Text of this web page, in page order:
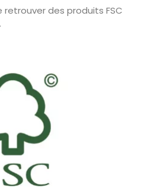
des produits FSC
.